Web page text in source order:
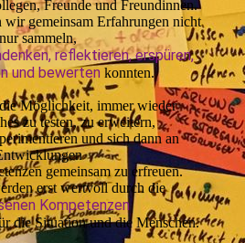
Freunde und Freundinnen.
wir gemeinsam Erfahrungen nicht
nur sammeln,
reflektieren, erspüren,
und bewertenkonnten.
Möglichkeit, immer wieder
zu testen, zu erweitern,
und sich dann an
gemeinsam zu erfreuen.
erst wertvoll durch die
Kompetenzen
die Situation und die Menschen.